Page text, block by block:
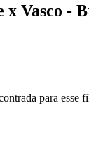
x Vasco -
para esse